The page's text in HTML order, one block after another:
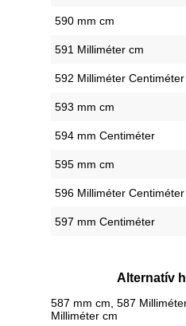
590 mm cm
591 Milliméter cm
592 Milliméter Centiméter
593 mm cm
594 mm Centiméter
595 mm cm
596 Milliméter Centiméter
597 mm Centiméter
Alternatív
587 mm cm, 587
Milliméter cm